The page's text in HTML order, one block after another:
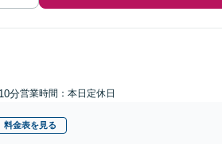
分営業時間：本日定休日
料金表を見る